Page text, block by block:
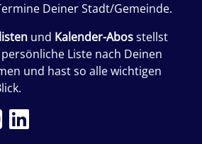
Deiner Stadt/Gemeinde.
und Kalender-Abosstellst
Liste nach Deinen
und hast so alle wichtigen